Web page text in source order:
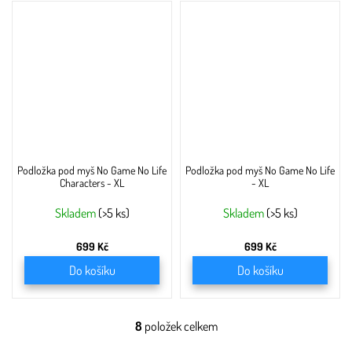
Podložka pod myš No Game No Life
Characters - XL
Skladem (>5 ks)
699 Kč
Do košíku
Podložka pod myš No Game No Life
- XL
Skladem (>5 ks)
699 Kč
Do košíku
O
8 položek celkem